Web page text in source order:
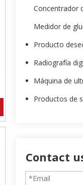
Concentrador
Producto
Radiografía
Máquina de
Productos de
Contact